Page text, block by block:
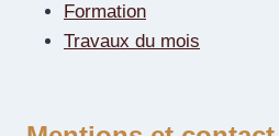
Formation
Travaux du mois